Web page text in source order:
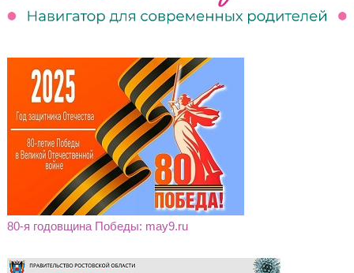
80-я годовщина Победы: may9.ru